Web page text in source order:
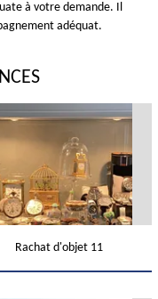
à votre demande. Il
adéquat.
Rachat d'objet 11